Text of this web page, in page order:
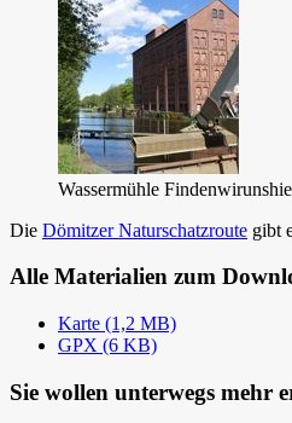
Wassermühle
Die Dömitzer Naturschatzroute gibt
Alle Materialien zum
Karte (1,2 MB)
GPX (6 KB)
Sie wollen unterwegs mehr